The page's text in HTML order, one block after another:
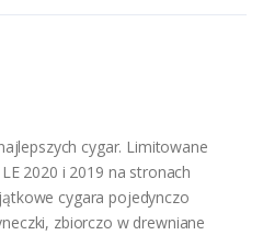
cygar. Limitowane
2020 i 2019 na stronach
cygara pojedynczo
zbiorczo w drewniane